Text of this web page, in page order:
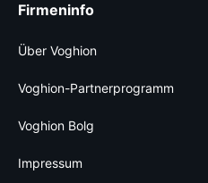
Firmeninfo
Über Voghion
Voghion-Partnerprogramm
Voghion Bolg
Impressum